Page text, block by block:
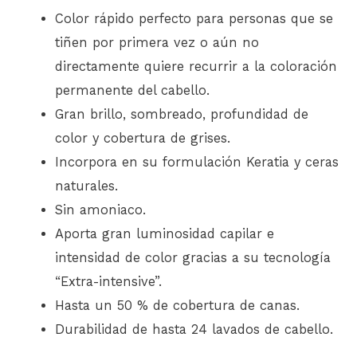
Color rápido perfecto para personas que se
tiñen por primera vez o aún no
directamente quiere recurrir a la coloración
permanente del cabello.
Gran brillo, sombreado, profundidad de
color y cobertura de grises.
Incorpora en su formulación Keratia y ceras
naturales.
Sin amoniaco.
Aporta gran luminosidad capilar e
intensidad de color gracias a su tecnología
“Extra-intensive”.
Hasta un 50 % de cobertura de canas.
Durabilidad de hasta 24 lavados de cabello.